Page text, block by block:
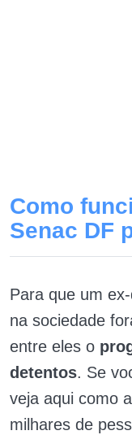
Como
Senac DF
Para que um
na sociedade
entre eles o
detentos. Se
veja aqui como
milhares de